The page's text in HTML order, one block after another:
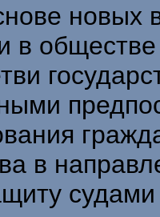
новых
в
в
судами